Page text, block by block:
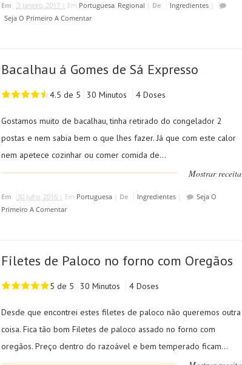
Em 3 Janeiro, 2017 | Em Portuguesa, Regional De Ingredientes|
Seja O Primeiro A Comentar
Bacalhau á Gomes de Sá Expresso
4.5 de 5 30 Minutos 4 Doses
Gostamos muito de bacalhau, tinha retirado do congelador 2
postas e nem sabia bem o que lhes fazer. Já que com este calor
nem apetece cozinhar ou comer comida de...
Mostrar receita
Em 30 Julho, 2016 | Em Portuguesa| De Ingredientes|
Seja O
Primeiro A Comentar
Filetes de Paloco no forno com Oregãos
5 de 5 30 Minutos 4 Doses
Desde que encontrei estes filetes de paloco não queremos outra
coisa. Fica tão bom Filetes de paloco assado no forno com
oregãos. Preço dentro do razoável e bem temperado ficam...